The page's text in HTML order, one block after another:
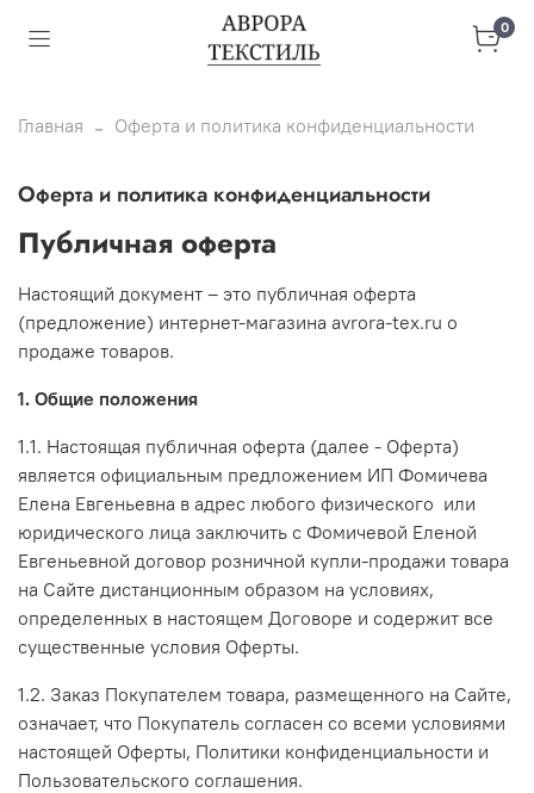
0
Главная Оферта и политика конфиденциальности
Оферта и политика конфиденциальности
Публичная оферта
Настоящий документ – это публичная оферта
(предложение) интернет-магазина avrora-tex.ru о
продаже товаров.
1. Общие положения
1.1. Настоящая публичная оферта (далее - Оферта)
является официальным предложением ИП Фомичева
Елена Евгеньевна в адрес любого физического или
юридического лица заключить с Фомичевой Еленой
Евгеньевной договор розничной купли-продажи товара
на Сайте дистанционным образом на условиях,
определенных в настоящем Договоре и содержит все
существенные условия Оферты.
1.2. Заказ Покупателем товара, размещенного на Сайте,
означает, что Покупатель согласен со всеми условиями
настоящей Оферты, Политики конфиденциальности и
Пользовательского соглашения.